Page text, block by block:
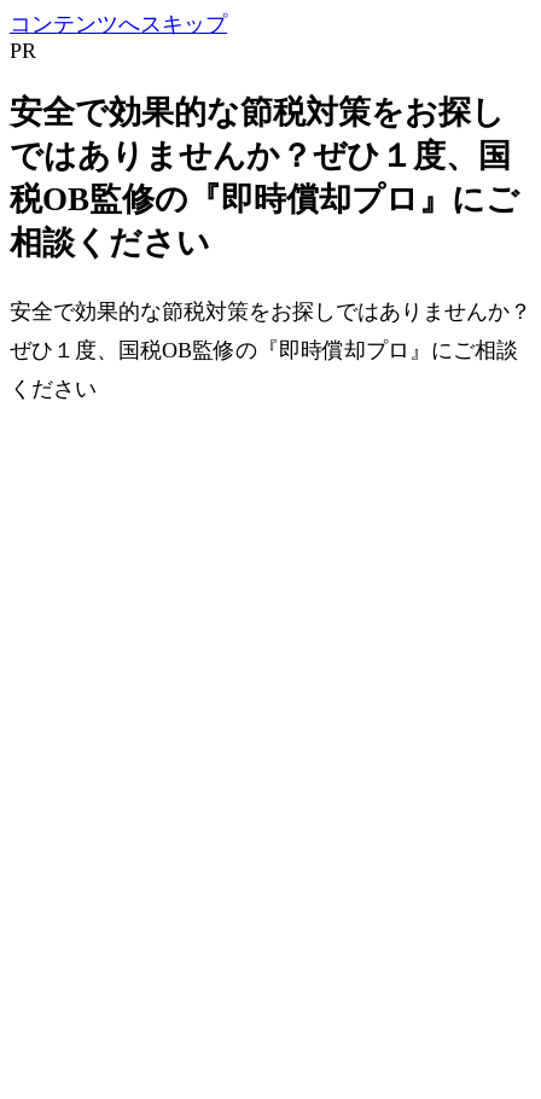
コンテンツへスキップ
PR
安全で効果的な節税対策をお探し
ではありませんか？ぜひ１度、国
税OB監修の『即時償却プロ』にご
相談ください
安全で効果的な節税対策をお探しではありませんか？
ぜひ１度、国税OB監修の『即時償却プロ』にご相談
ください